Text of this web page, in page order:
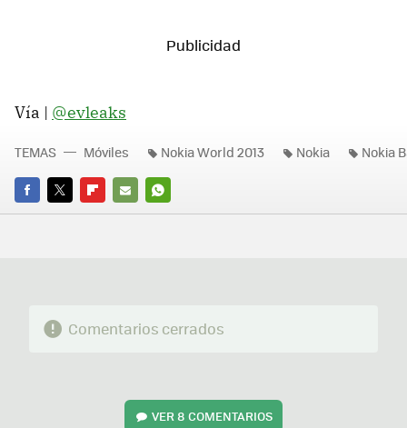
Vía | @evleaks
FACEBOOK
TWITTERFLIPBOARD
E-
WHATSAPP
TEMAS Móviles Nokia World 2013 Nokia Nokia
Comentarios cerrados
VER8 COMENTARIOS